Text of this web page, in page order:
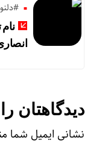
دیدگاهتان
نشانی ایمیل شما